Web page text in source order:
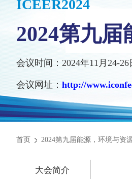
ICEER2024
2024第九
会议时间：2024年11月24-26
会议网址： http://
首页 2024第九届能源，环境与资
大会简介